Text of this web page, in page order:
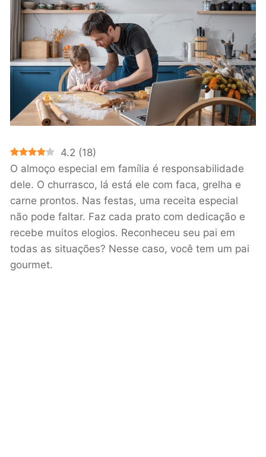
4.2 (18)
O almoço especial em família é responsabilidade
dele. O churrasco, lá está ele com faca, grelha e
carne prontos. Nas festas, uma receita especial
não pode faltar. Faz cada prato com dedicação e
recebe muitos elogios. Reconheceu seu pai em
todas as situações? Nesse caso, você tem um pai
gourmet.